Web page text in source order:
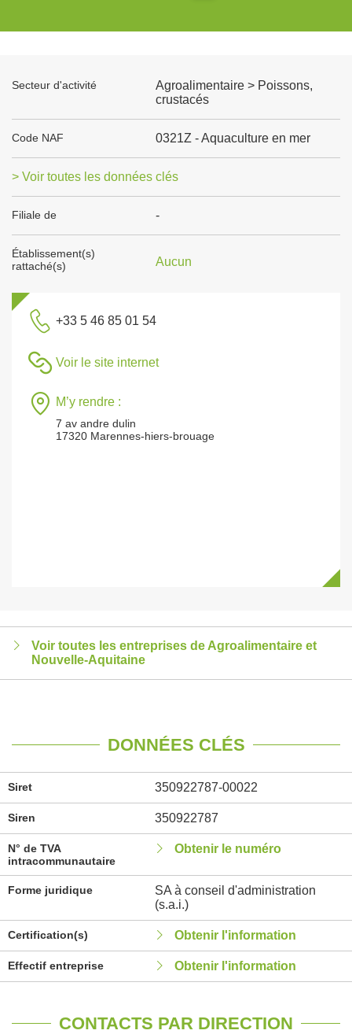
Secteur d'activité
Agroalimentaire > Poissons,
crustacés
Code NAF 0321Z - Aquaculture en mer
> Voir toutes les données clés
Filiale de -
Établissement(s)
rattaché(s)
Aucun
+33 5 46 85 01 54
Voir le site internet
M’y rendre :
7 av andre dulin
17320 Marennes-hiers-brouage
Voir toutes les entreprises de Agroalimentaire et
Nouvelle-Aquitaine
DONNÉES CLÉS
Siret 350922787-00022
Siren 350922787
N° de TVA
intracommunautaire
Obtenir le numéro
Forme juridique
SA à conseil d'administration
(s.a.i.)
Certification(s) Obtenir l'information
Effectif entreprise Obtenir l'information
CONTACTS PAR DIRECTION